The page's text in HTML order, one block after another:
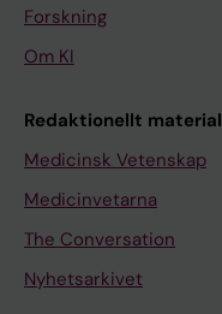
Forskning
Om KI
Redaktionellt material
Medicinsk Vetenskap
Medicinvetarna
The Conversation
Nyhetsarkivet